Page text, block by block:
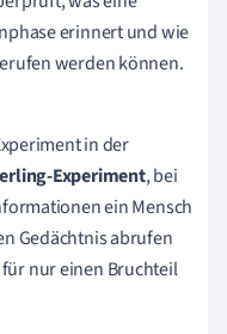
erinnert und wie
werden können.
in der
Experiment, bei
ein Mensch
Gedächtnis abrufen
nur einen Bruchteil